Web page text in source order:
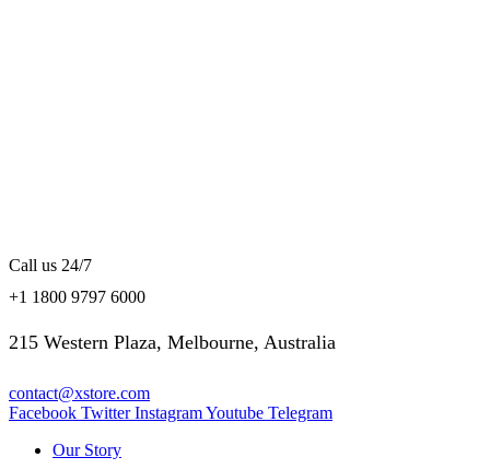
Call us 24/7
+1 1800 9797 6000
215 Western Plaza, Melbourne, Australia
contact@xstore.com
Facebook Twitter InstagramYoutube Telegram
Our Story